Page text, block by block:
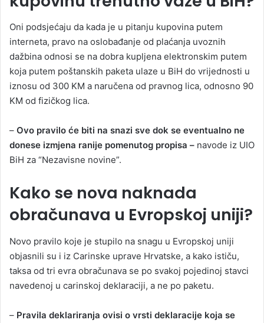
Oni podsjećaju da kada je u pitanju kupovina putem
interneta, pravo na oslobađanje od plaćanja uvoznih
dažbina odnosi se na dobra kupljena elektronskim putem
koja putem poštanskih paketa ulaze u BiH do vrijednosti u
iznosu od 300 KM a naručena od pravnog lica, odnosno 90
KM od fizičkog lica.
– Ovo pravilo će biti na snazi sve dok se eventualno ne
donese izmjena ranije pomenutog propisa – navode iz UIO
BiH za “Nezavisne novine”.
Kako se nova naknada
obračunava u Evropskoj uniji?
Novo pravilo koje je stupilo na snagu u Evropskoj uniji
objasnili su i iz Carinske uprave Hrvatske, a kako ističu,
taksa od tri evra obračunava se po svakoj pojedinoj stavci
navedenoj u carinskoj deklaraciji, a ne po paketu.
– Pravila deklariranja ovisi o vrsti deklaracije koja se